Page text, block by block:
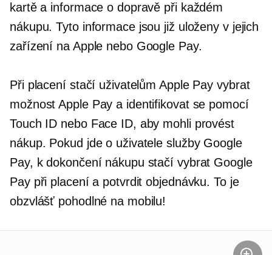
kartě a informace o dopravě při každém
nákupu. Tyto informace jsou již uloženy v jejich
zařízení na Apple nebo Google Pay.
Při placení stačí uživatelům Apple Pay vybrat
možnost Apple Pay a identifikovat se pomocí
Touch ID nebo Face ID, aby mohli provést
nákup. Pokud jde o uživatele služby Google
Pay, k dokončení nákupu stačí vybrat Google
Pay při placení a potvrdit objednávku. To je
obzvlášť pohodlné na mobilu!